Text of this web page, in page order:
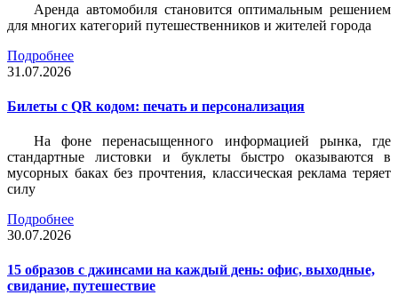
Аренда автомобиля становится оптимальным решением
для многих категорий путешественников и жителей города
Подробнее
31.07.2026
Билеты c QR кодом: печать и персонализация
На фоне перенасыщенного информацией рынка, где
стандартные листовки и буклеты быстро оказываются в
мусорных баках без прочтения, классическая реклама теряет
силу
Подробнее
30.07.2026
15 образов с джинсами на каждый день: офис, выходные,
свидание, путешествие